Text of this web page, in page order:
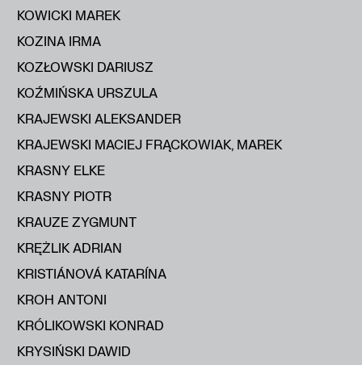
KOWICKI MAREK
KOZINA IRMA
KOZŁOWSKI DARIUSZ
KOŹMIŃSKA URSZULA
KRAJEWSKI ALEKSANDER
KRAJEWSKI MACIEJ FRĄCKOWIAK, MAREK
KRASNY ELKE
KRASNY PIOTR
KRAUZE ZYGMUNT
KRĘŻLIK ADRIAN
KRISTIÁNOVÁ KATARÍNA
KROH ANTONI
KRÓLIKOWSKI KONRAD
KRYSIŃSKI DAWID